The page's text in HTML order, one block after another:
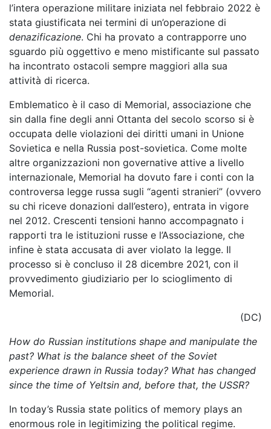
l’intera operazione militare iniziata nel febbraio 2022 è
stata giustificata nei termini di un’operazione di
denazificazione. Chi ha provato a contrapporre uno
sguardo più oggettivo e meno mistificante sul passato
ha incontrato ostacoli sempre maggiori alla sua
attività di ricerca.
Emblematico è il caso di Memorial, associazione che
sin dalla fine degli anni Ottanta del secolo scorso si è
occupata delle violazioni dei diritti umani in Unione
Sovietica e nella Russia post-sovietica. Come molte
altre organizzazioni non governative attive a livello
internazionale, Memorial ha dovuto fare i conti con la
controversa legge russa sugli “agenti stranieri” (ovvero
su chi riceve donazioni dall’estero), entrata in vigore
nel 2012. Crescenti tensioni hanno accompagnato i
rapporti tra le istituzioni russe e l’Associazione, che
infine è stata accusata di aver violato la legge. Il
processo si è concluso il 28 dicembre 2021, con il
provvedimento giudiziario per lo scioglimento di
Memorial.
(DC)
How do Russian institutions shape and manipulate the
past? What is the balance sheet of the Soviet
experience drawn in Russia today? What has changed
since the time of Yeltsin and, before that, the USSR?
In today’s Russia state politics of memory plays an
enormous role in legitimizing the political regime.